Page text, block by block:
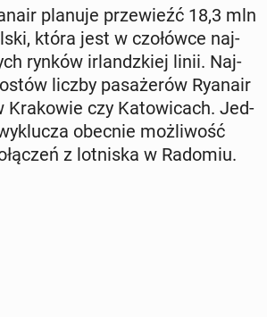
planuje prze­wieźć 18,3 mln
która jest w czo­łów­ce naj­
rynków ir­landz­kiej linii. Naj­
liczby pa­sa­że­rów Ryanair
Kra­ko­wie czy Ka­to­wi­cach. Jed­
obecnie moż­li­wość
z lot­ni­ska w Radomiu.